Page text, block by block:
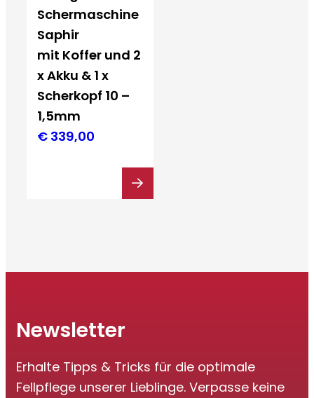
Schermaschine
Saphir
mit Koffer und 2
x Akku & 1 x
Scherkopf 10 –
1,5mm
€ 339,00
Newsletter
Erhalte Tipps & Tricks für die optimale
Fellpflege unserer Lieblinge. Verpasse keine